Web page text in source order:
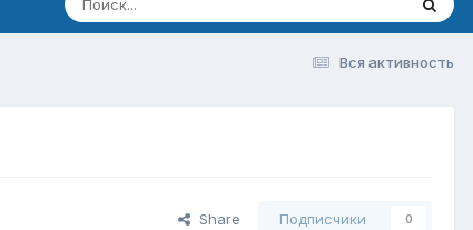
Вся активность
Share Подписчики 0